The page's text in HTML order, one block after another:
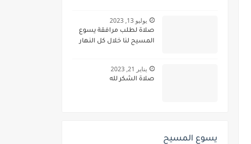
يوليو 13, 2023
صلاة لطلب مرافقة يسوع
المسيح لنا خلال كل النهار
يناير 21, 2023
صلاة الشكر لله
يسوع المسيح